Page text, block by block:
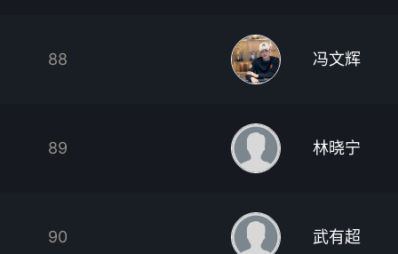
88 冯文辉
89 林晓宁
90 武有超